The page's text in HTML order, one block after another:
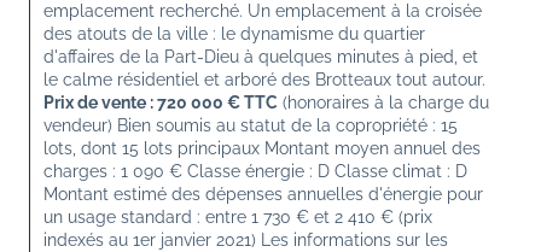
emplacement recherché. Un emplacement à la croisée
des atouts de la ville : le dynamisme du quartier
d'affaires de la Part-Dieu à quelques minutes à pied, et
le calme résidentiel et arboré des Brotteaux tout autour.
Prix de vente : 720 000 € TTC (honoraires à la charge du
vendeur) Bien soumis au statut de la copropriété : 15
lots, dont 15 lots principaux Montant moyen annuel des
charges : 1 090 € Classe énergie : D Classe climat : D
Montant estimé des dépenses annuelles d'énergie pour
un usage standard : entre 1 730 € et 2 410 € (prix
indexés au 1er janvier 2021) Les informations sur les